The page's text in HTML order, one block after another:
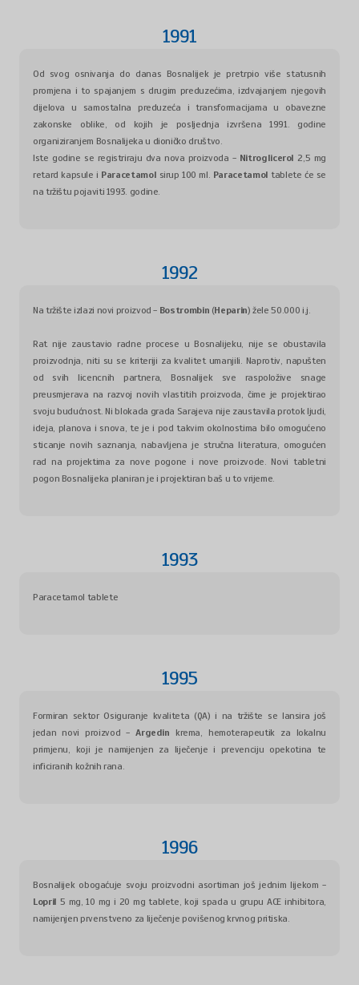
1991
Od svog osnivanja do danas Bosnalijek je pretrpio više statusnih
promjena i to spajanjem s drugim preduzećima, izdvajanjem njegovih
dijelova u samostalna preduzeća i transformacijama u obavezne
zakonske oblike, od kojih je posljednja izvršena 1991. godine
organiziranjem Bosnalijeka u dioničko društvo.
Iste godine se registriraju dva nova proizvoda - Nitroglicerol 2,5 mg
retard kapsule i Paracetamol sirup 100 ml. Paracetamol tablete će se
na tržištu pojaviti 1993. godine.
1992
Na tržište izlazi novi proizvod - Bostrombin (Heparin) žele 50.000 i.j.
Rat nije zaustavio radne procese u Bosnalijeku, nije se obustavila
proizvodnja, niti su se kriteriji za kvalitet umanjili. Naprotiv, napušten
od svih licencnih partnera, Bosnalijek sve raspoložive snage
preusmjerava na razvoj novih vlastitih proizvoda, čime je projektirao
svoju budućnost. Ni blokada grada Sarajeva nije zaustavila protok ljudi,
ideja, planova i snova, te je i pod takvim okolnostima bilo omogućeno
sticanje novih saznanja, nabavljena je stručna literatura, omogućen
rad na projektima za nove pogone i nove proizvode. Novi tabletni
pogon Bosnalijeka planiran je i projektiran baš u to vrijeme.
1993
Paracetamol tablete
1995
Formiran sektor Osiguranje kvaliteta (QA) i na tržište se lansira još
jedan novi proizvod -Argedin krema, hemoterapeutik za lokalnu
primjenu, koji je namijenjen za liječenje i prevenciju opekotina te
inficiranih kožnih rana.
1996
Bosnalijek obogaćuje svoju proizvodni asortiman još jednim lijekom -
Lopril 5 mg, 10 mg i 20 mg tablete, koji spada u grupu ACE inhibitora,
namijenjen prvenstveno za liječenje povišenog krvnog pritiska.